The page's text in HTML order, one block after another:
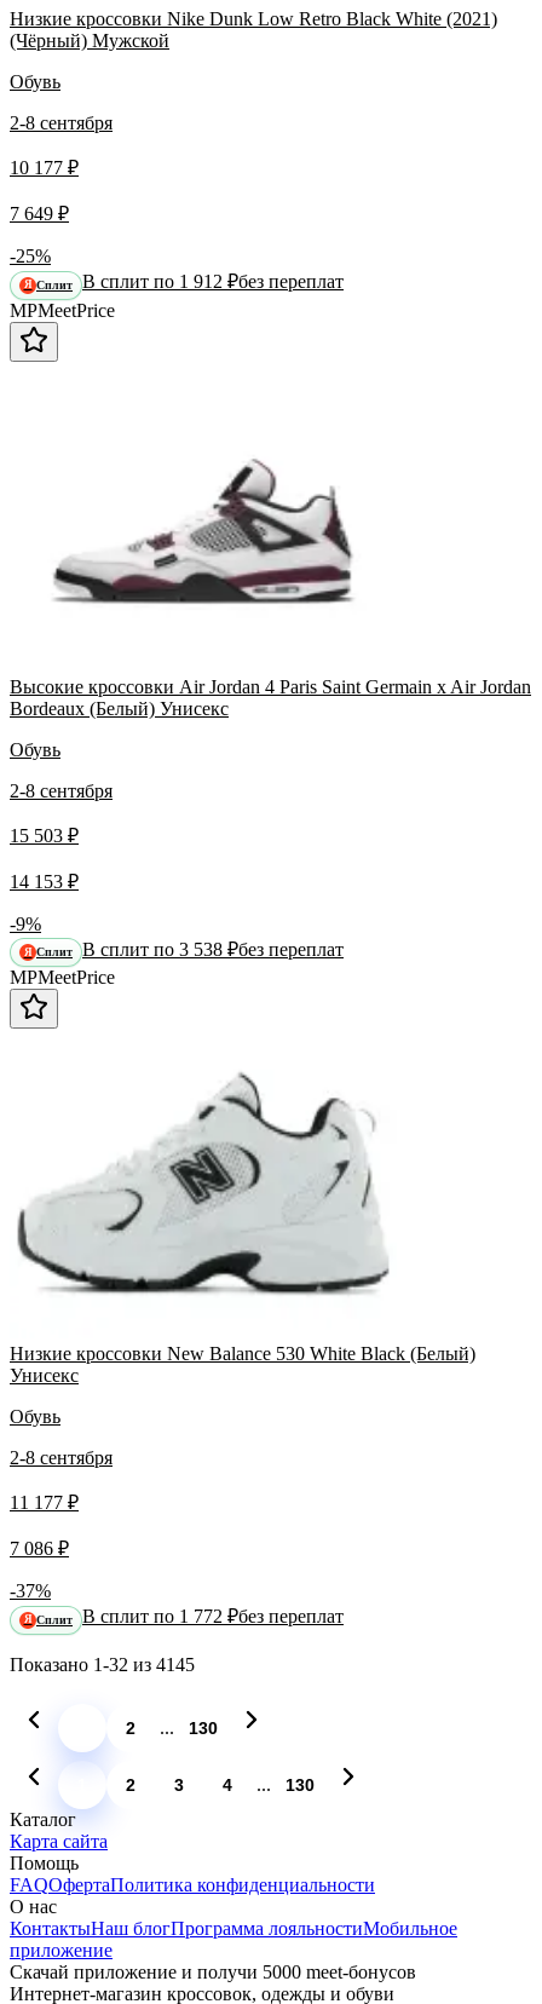
Низкие кроссовки Nike Dunk Low Retro Black White (2021)
(Чёрный) Мужской
Обувь
2-8 сентября
10 177 ₽
7 649 ₽
-25%
Я Сплит В сплит по 1 912 ₽без переплат
MPMeetPrice
Высокие кроссовки Air Jordan 4 Paris Saint Germain x Air Jordan
Bordeaux (Белый) Унисекс
Обувь
2-8 сентября
15 503 ₽
14 153 ₽
-9%
Я Сплит В сплит по 3 538 ₽без переплат
MPMeetPrice
Низкие кроссовки New Balance 530 White Black (Белый)
Унисекс
Обувь
2-8 сентября
11 177 ₽
7 086 ₽
-37%
Я Сплит В сплит по 1 772 ₽без переплат
Показано 1-32 из 4145
2 ... 130
2 3 4 ... 130
Каталог
Карта сайта
Помощь
FAQОфертаПолитика конфиденциальности
О нас
КонтактыНаш блогПрограмма лояльностиМобильное
приложение
Скачай приложение и получи 5000 meet-бонусов
Интернет-магазин кроссовок, одежды и обуви